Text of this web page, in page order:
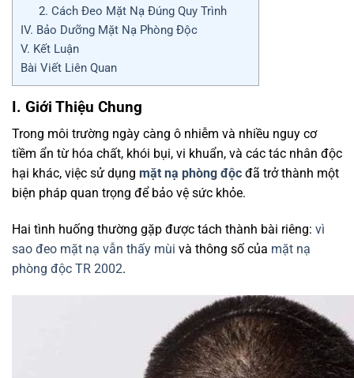
2. Cách Đeo Mặt Nạ Đúng Quy Trình
IV. Bảo Dưỡng Mặt Nạ Phòng Độc
V. Kết Luận
Bài Viết Liên Quan
I. Giới Thiệu Chung
Trong môi trường ngày càng ô nhiễm và nhiều nguy cơ
tiềm ẩn từ hóa chất, khói bụi, vi khuẩn, và các tác nhân độc
hại khác, việc sử dụng mặt nạ phòng độc đã trở thành một
biện pháp quan trọng để bảo vệ sức khỏe.
Hai tình huống thường gặp được tách thành bài riêng: vì
sao đeo mặt nạ vẫn thấy mùi và thông số của mặt nạ
phòng độc TR 2002.